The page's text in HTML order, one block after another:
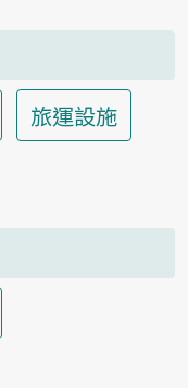
旅運設施